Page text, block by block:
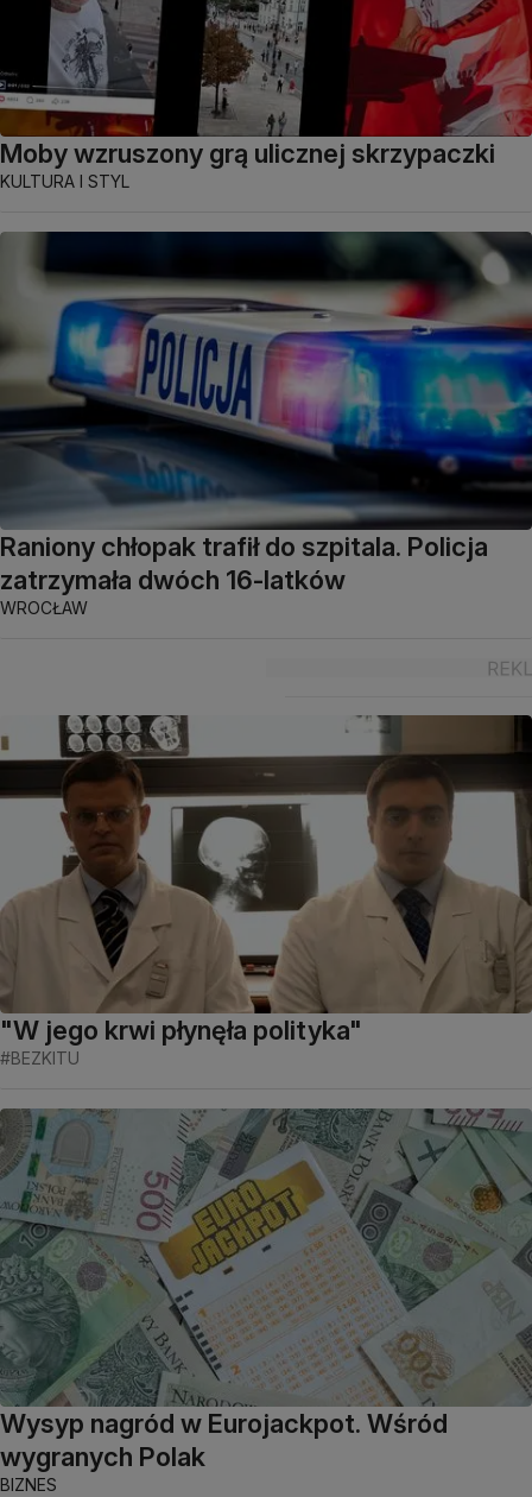
Moby wzruszony grą ulicznej skrzypaczki
KULTURA I STYL
Raniony chłopak trafił do szpitala. Policja
zatrzymała dwóch 16-latków
WROCŁAW
"W jego krwi płynęła polityka"
#BEZKITU
Wysyp nagród w Eurojackpot. Wśród
wygranych Polak
BIZNES